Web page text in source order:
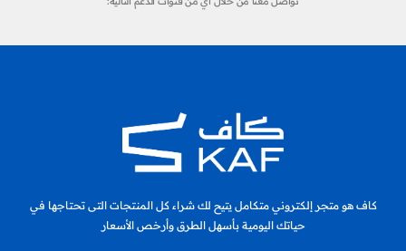
كاف هو متجر إلكتروني متكامل يتيح لك شراء كل المنتجات التى تحتاجها في
حياتك اليومية بأسهل الطرق وأرخص الأسعار